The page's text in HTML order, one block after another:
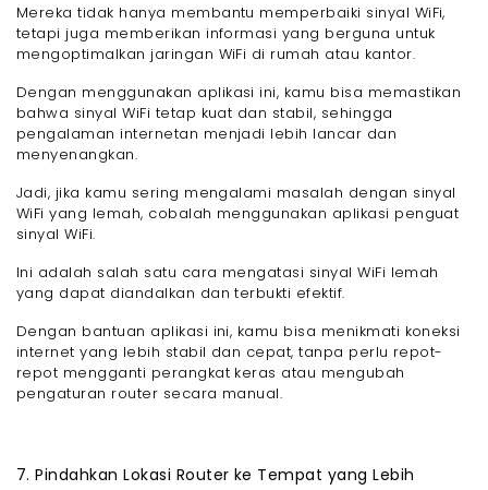
Mereka tidak hanya membantu memperbaiki sinyal WiFi,
tetapi juga memberikan informasi yang berguna untuk
mengoptimalkan jaringan WiFi di rumah atau kantor.
Dengan menggunakan aplikasi ini, kamu bisa memastikan
bahwa sinyal WiFi tetap kuat dan stabil, sehingga
pengalaman internetan menjadi lebih lancar dan
menyenangkan.
Jadi, jika kamu sering mengalami masalah dengan sinyal
WiFi yang lemah, cobalah menggunakan aplikasi penguat
sinyal WiFi.
Ini adalah salah satu cara mengatasi sinyal WiFi lemah
yang dapat diandalkan dan terbukti efektif.
Dengan bantuan aplikasi ini, kamu bisa menikmati koneksi
internet yang lebih stabil dan cepat, tanpa perlu repot-
repot mengganti perangkat keras atau mengubah
pengaturan router secara manual.
7. Pindahkan Lokasi Router ke Tempat yang Lebih